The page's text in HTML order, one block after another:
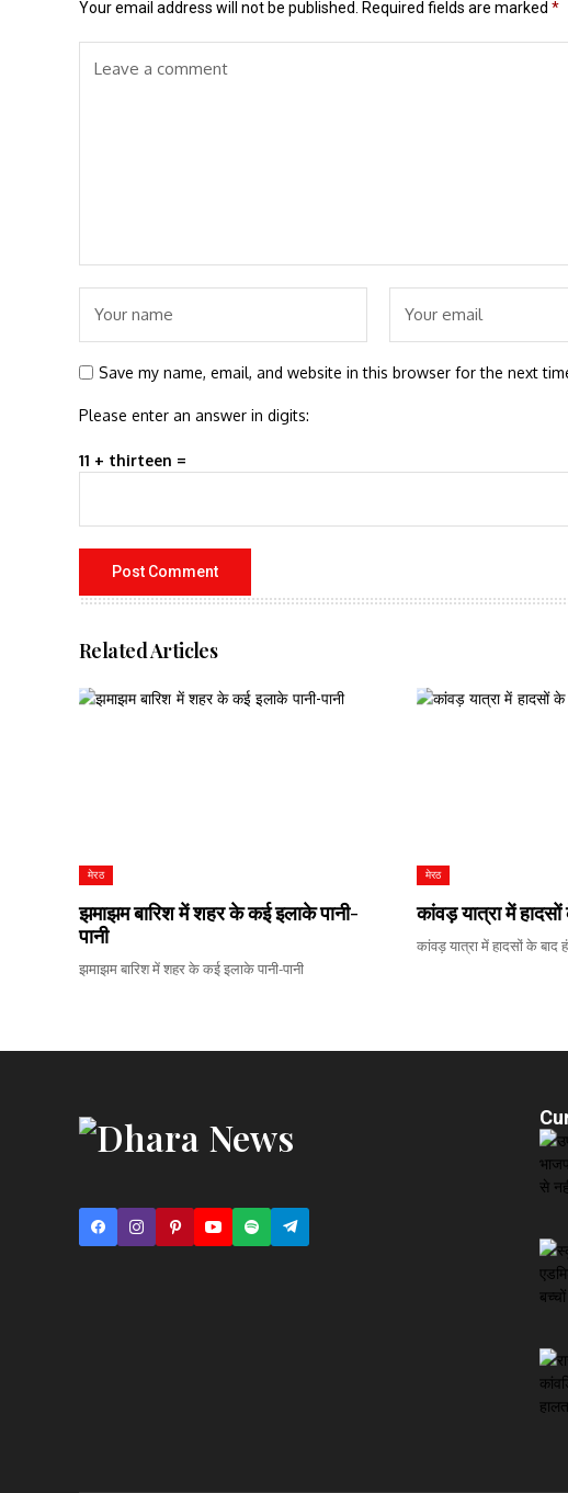
Your email address will not be published. Required fields are marked *
Save my name, email, and website in this browser for the next
Please enter an answer in digits:
11 + thirteen =
Related Articles
मेरठ
झमाझम बारिश में शहर के कई इलाके पानी-
पानी
झमाझम बारिश में शहर के कई इलाके पानी-पानी
मेरठ
कांवड़ यात्रा में
कांवड़ यात्रा में हादसों के बाद